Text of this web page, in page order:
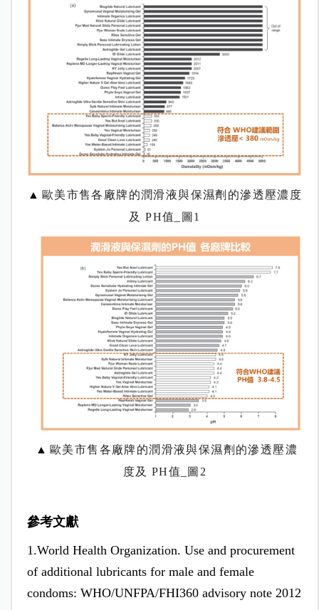
▲ 歐美市售各廠牌的潤滑液與保濕劑的滲透壓濃度
及 PH值_圖1
▲ 歐美市售各廠牌的潤滑液與保濕劑的滲透壓濃
度及 PH值_圖2
參考文獻
1.World Health Organization. Use and procurement
of additional lubricants for male and female
condoms: WHO/UNFPA/FHI360 advisory note 2012